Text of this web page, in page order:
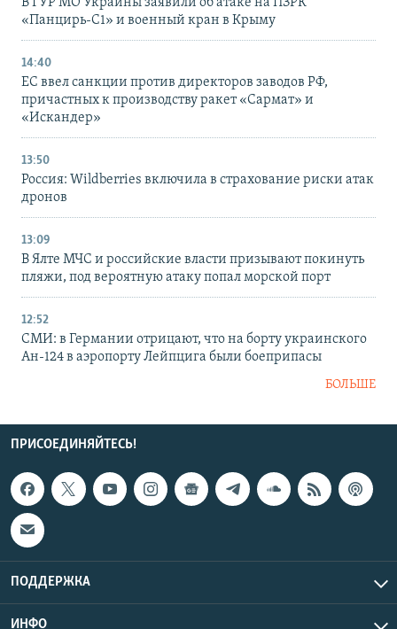
«Панцирь-С1» и военный кран в Крыму
14:40
ЕС ввел санкции против директоров заводов РФ,
причастных к производству ракет «Сармат» и
«Искандер»
13:50
Россия: Wildberries включила в страхование риски атак
дронов
13:09
В Ялте МЧС и российские власти призывают покинуть
пляжи, под вероятную атаку попал морской порт
12:52
СМИ: в Германии отрицают, что на борту украинского
Ан-124 в аэропорту Лейпцига были боеприпасы
БОЛЬШЕ
ПРИСОЕДИНЯЙТЕСЬ!
ПОДДЕРЖКА
ИНФО